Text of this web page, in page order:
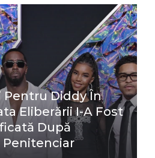
Pentru Diddy În
Eliberării I-A Fost
După